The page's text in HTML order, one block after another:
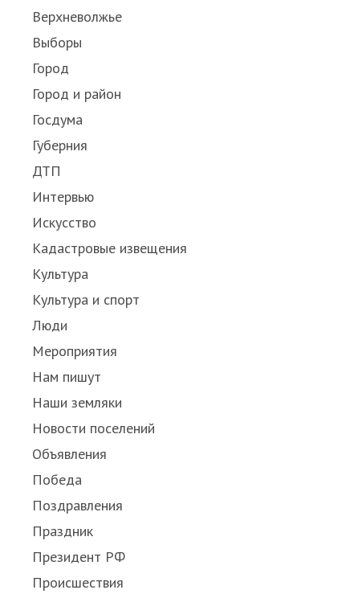
Верхневолжье
Выборы
Город
Город и район
Госдума
Губерния
ДТП
Интервью
Искусство
Кадастровые извещения
Культура
Культура и спорт
Люди
Мероприятия
Нам пишут
Наши земляки
Новости поселений
Объявления
Победа
Поздравления
Праздник
Президент РФ
Происшествия